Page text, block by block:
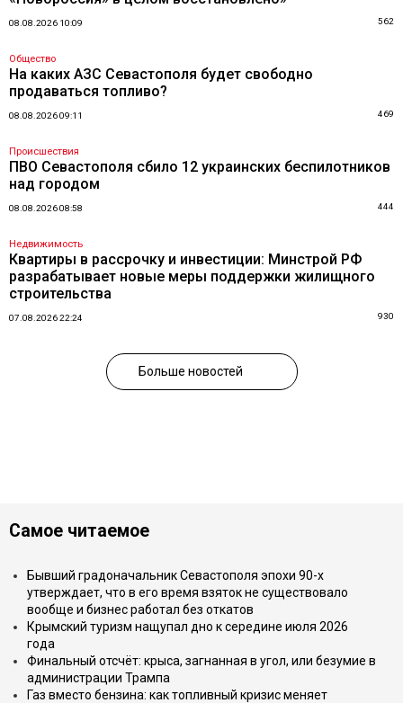
08.08.2026 10:09 562
Общество
На каких АЗС Севастополя будет свободно
продаваться топливо?
08.08.2026 09:11 469
Происшествия
ПВО Севастополя сбило 12 украинских беспилотников
над городом
08.08.2026 08:58 444
Недвижимость
Квартиры в рассрочку и инвестиции: Минстрой РФ
разрабатывает новые меры поддержки жилищного
строительства
07.08.2026 22:24 930
Больше новостей
Самое читаемое
Бывший градоначальник Севастополя эпохи 90-х
утверждает, что в его время взяток не существовало
вообще и бизнес работал без откатов
Крымский туризм нащупал дно к середине июля 2026
года
Финальный отсчёт: крыса, загнанная в угол, или безумие в
администрации Трампа
Газ вместо бензина: как топливный кризис меняет